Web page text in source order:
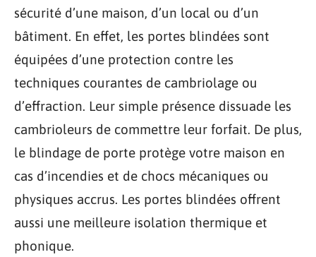
sécurité d’une maison, d’un local ou d’un
bâtiment. En effet, les portes blindées sont
équipées d’une protection contre les
techniques courantes de cambriolage ou
d’effraction. Leur simple présence dissuade les
cambrioleurs de commettre leur forfait. De plus,
le blindage de porte protège votre maison en
cas d’incendies et de chocs mécaniques ou
physiques accrus. Les portes blindées offrent
aussi une meilleure isolation thermique et
phonique.